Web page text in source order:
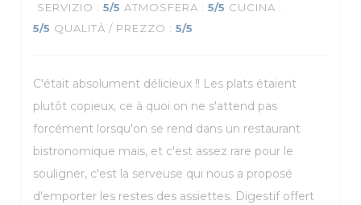
SERVIZIO : 5/5 ATMOSFERA : 5/5 CUCINA :
5/5 QUALITÀ / PREZZO : 5/5
C'était absolument délicieux !! Les plats étaient
plutôt copieux, ce à quoi on ne s'attend pas
forcément lorsqu'on se rend dans un restaurant
bistronomique mais, et c'est assez rare pour le
souligner, c'est la serveuse qui nous a proposé
d'emporter les restes des assiettes. Digestif offert